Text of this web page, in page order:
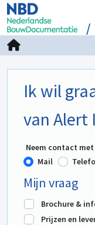
Ik wil
van Alert
Neem contact
Mail
Mijn vraag
Brochure &
Prijzen en